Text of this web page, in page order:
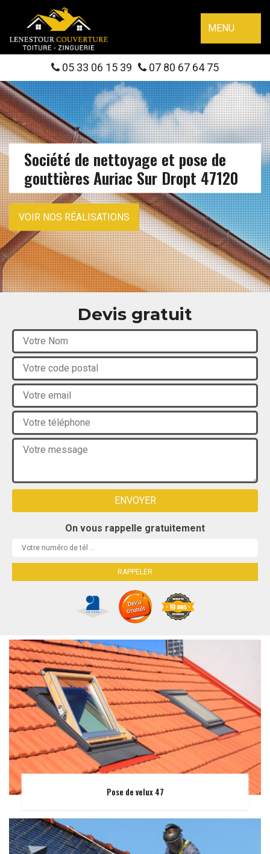
MENU
05 33 06 15 39 07 80 67 64 75
Société de nettoyage et pose de
gouttières Auriac Sur Dropt 47120
VOIR NOS RÉALISATIONS
Devis gratuit
On vous rappelle gratuitement
Pose de velux 47